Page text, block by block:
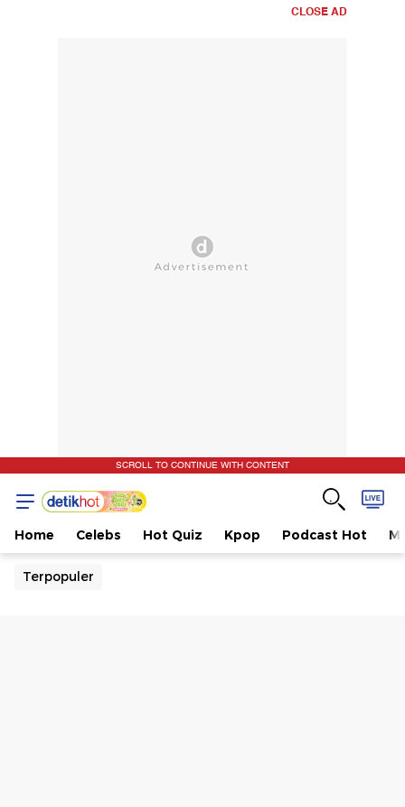
CLOSE AD
SCROLL TO CONTINUE WITH CONTENT
Home Celebs Hot Quiz Kpop Podcast Hot
Terpopuler